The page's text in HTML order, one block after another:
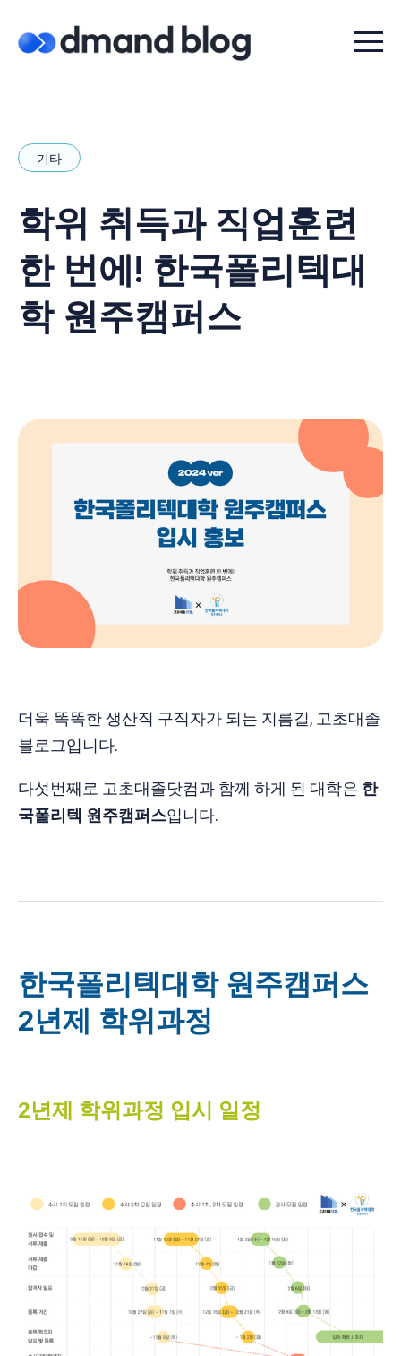
Menu
기타
학위 취득과 직업훈련
한 번에! 한국폴리텍대
학 원주캠퍼스
더욱 똑똑한 생산직 구직자가 되는 지름길, 고초대졸
블로그입니다.
다섯번째로 고초대졸닷컴과 함께 하게 된 대학은 한
국폴리텍 원주캠퍼스입니다.
한국폴리텍대학 원주캠퍼스
2년제 학위과정
2년제 학위과정 입시 일정